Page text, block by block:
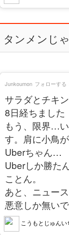
タンメンじ
サラダとチキ
8日経ちました
もう、限界…
す。肩に小鳥
Uberちゃん…
Uberしか勝た
ことん。
あと、ニュー
悪意しか無いで
こうもとじゅん
Junkoumon フォローする